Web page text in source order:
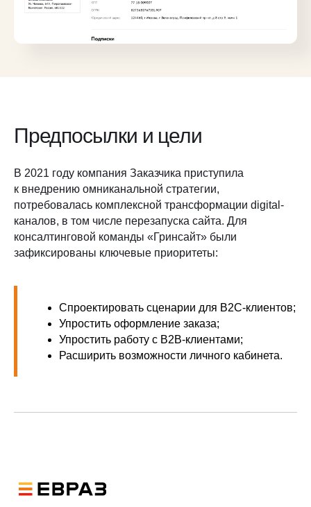
Предпосылки и цели
В 2021 году компания Заказчика приступила
к внедрению омниканальной стратегии,
потребовалась комплексной трансформации digital-
каналов, в том числе перезапуска сайта. Для
консалтинговой команды «Гринсайт» были
зафиксированы ключевые приоритеты:
Спроектировать сценарии для B2C-клиентов;
Упростить оформление заказа;
Упростить работу с B2B-клиентами;
Расширить возможности личного кабинета.